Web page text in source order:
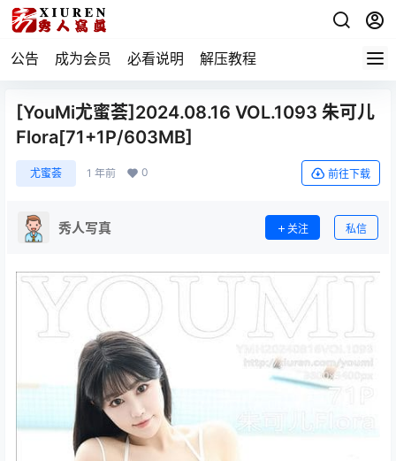
公告 成为会员 必看说明 解压教程
[YouMi尤蜜荟]2024.08.16 VOL.1093 朱可儿
Flora[71+1P/603MB]
尤蜜荟 1 年前 0 前往下载
秀人写真 关注 私信